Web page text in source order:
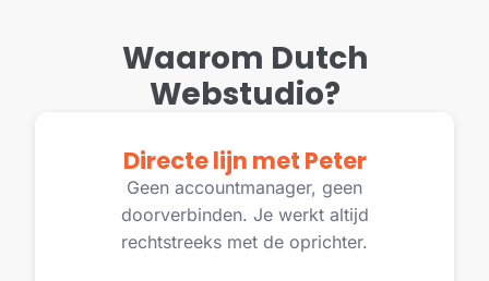
Waarom Dutch
Webstudio?
Directe lijn met Peter
Geen accountmanager, geen
doorverbinden. Je werkt altijd
rechtstreeks met de oprichter.